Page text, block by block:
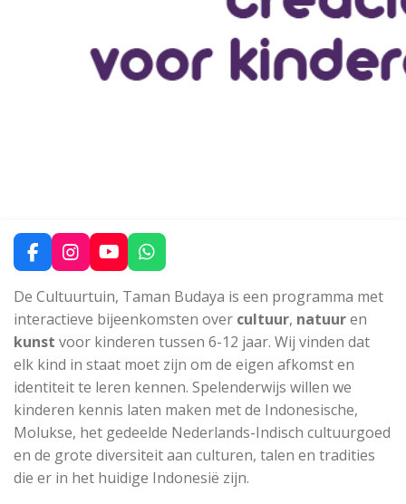
F
a
c
b
o
o
k
I
n
s
a
g
r
a
m
Y
o
u
T
u
b
e
W
h
a
s
A
p
p
De Cultuurtuin, Taman Budaya is een programma met
interactieve bijeenkomsten over cultuur, natuuren
kunst voor kinderen tussen 6-12 jaar. Wij vinden dat
elk kind in staat moet zijn om de eigen afkomst en
identiteit te leren kennen. Spelenderwijs willen we
kinderen kennis laten maken met de Indonesische,
Molukse, het gedeelde Nederlands-Indisch cultuurgoed
en de grote diversiteit aan culturen, talen en tradities
die er in het huidige Indonesië zijn.